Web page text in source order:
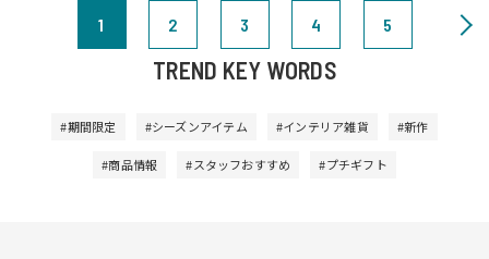
1 2 3 4 5
TREND KEY WORDS
#期間限定 #シーズンアイテム #インテリア雑貨 #新作
#商品情報 #スタッフおすすめ #プチギフト